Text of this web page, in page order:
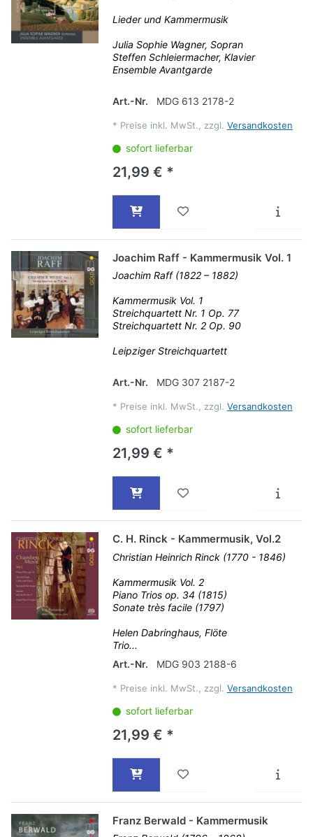
Lieder und Kammermusik
Julia Sophie Wagner, Sopran
Steffen Schleiermacher, Klavier
Ensemble Avantgarde
Art.-Nr. MDG 613 2178-2
* Preise inkl. MwSt., zzgl. Versandkosten
sofort lieferbar
21,99 € *
Joachim Raff - Kammermusik Vol. 1
Joachim Raff (1822 – 1882)
Kammermusik Vol. 1
Streichquartett Nr. 1 Op. 77
Streichquartett Nr. 2 Op. 90
Leipziger Streichquartett
Art.-Nr. MDG 307 2187-2
* Preise inkl. MwSt., zzgl. Versandkosten
sofort lieferbar
21,99 € *
C. H. Rinck - Kammermusik, Vol.2
Christian Heinrich Rinck (1770 - 1846)
Kammermusik Vol. 2
Piano Trios op. 34 (1815)
Sonate très facile (1797)
Helen Dabringhaus, Flöte
Trio...
Art.-Nr.
MDG 903 2188-6
* Preise inkl. MwSt., zzgl. Versandkosten
sofort lieferbar
21,99 € *
Franz Berwald - Kammermusik